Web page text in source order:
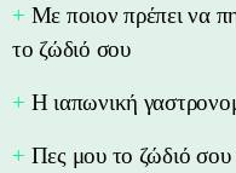
Με ποιον πρέπει να
το ζώδιό σου
Η ιαπωνική
Πες μου το ζώδιό